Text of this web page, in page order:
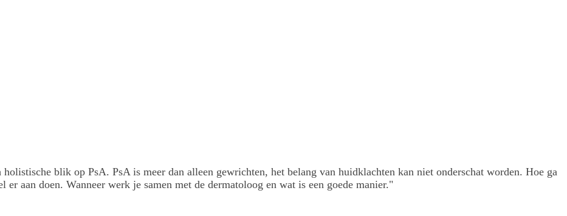
blik op PsA. PsA is meer dan alleen gewrichten, het belang van huidklachten kan niet onderschat worden. Hoe ga
aan doen. Wanneer werk je samen met de dermatoloog en wat is een goede manier."